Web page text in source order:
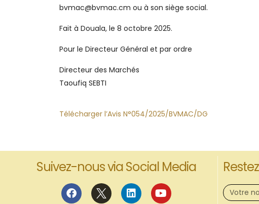
bvmac@bvmac.cm ou à son siège social.
Fait à Douala, le 8 octobre 2025.
Pour le Directeur Général et par ordre
Directeur des Marchés
Taoufiq SEBTI
Télécharger l’Avis N°054/2025/BVMAC/DG
Suivez-nous via Social Media